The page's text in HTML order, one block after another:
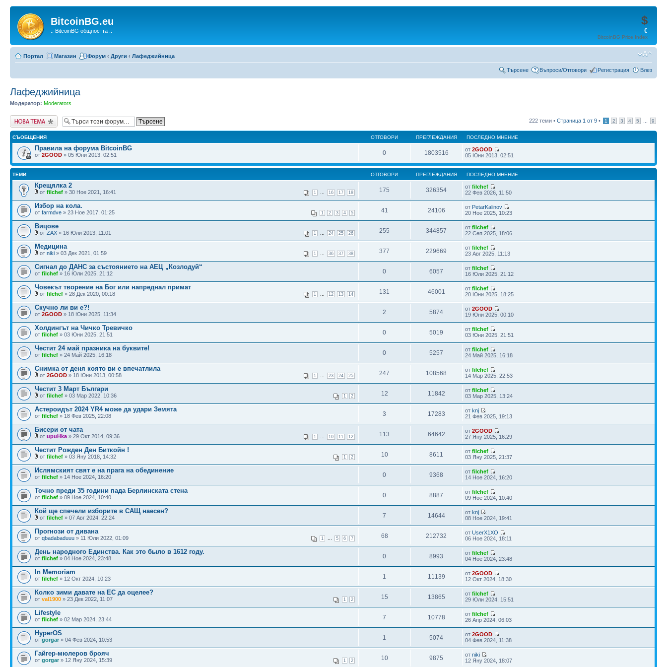
BitcoinBG.eu
:: BitcoinBG общността ::
$
€
BitcoinBG Price Index
Портал Магазин Форум ‹ Други ‹ Лафеджийница
Търсене Въпроси/Отговори Регистрация Влез
Лафеджийница
Модератор: Moderators
Публикувай нова
тема
222 теми • Страница 1 от 9 • 1 2 3 4 5 9
СЪОБЩЕНИЯ ОТГОВОРИ ПРЕГЛЕЖДАНИЯ ПОСЛЕДНО МНЕНИЕ
Правила на форума BitcoinBG
от 2GOOD » 05 Юни 2013, 02:51 0 1803516 от2GOOD
05 Юни 2013, 02:51
ТЕМИ ОТГОВОРИ ПРЕГЛЕЖДАНИЯ ПОСЛЕДНО МНЕНИЕ
Крещялка 2
1 16 17 18
от filchef » 30 Ное 2021, 16:41 175 326354 отfilchef
22 Фев 2026, 11:50
Избор на кола.
1 2 3 4 5
от farmdve » 23 Ное 2017, 01:25 41 24106 от PetarKalinov
20 Ное 2025, 10:23
Вицове
1 24 25 26
от ZAX » 16 Юли 2013, 11:01 255 344857 отfilchef
22 Сеп 2025, 18:06
Медицина
1 36 37 38
от niki » 03 Дек 2021, 01:59 377 229669 отfilchef
23 Авг 2025, 11:13
Сигнал до ДАНС за състоянието на АЕЦ „Козлодуй“
от filchef » 16 Юли 2025, 21:12 0 6057 отfilchef
16 Юли 2025, 21:12
Човекът творение на Бог или напреднал примат
1 12 13 14
от filchef » 28 Дек 2020, 00:18 131 46001 отfilchef
20 Юни 2025, 18:25
Скучно ли ви е?!
от 2GOOD » 18 Юни 2025, 11:34 2 5874 от2GOOD
19 Юни 2025, 00:10
Холдингът на Чичко Тревичко
от filchef » 03 Юни 2025, 21:51 0 5019 отfilchef
03 Юни 2025, 21:51
Честит 24 май празника на буквите!
от filchef » 24 Май 2025, 16:18 0 5257 отfilchef
24 Май 2025, 16:18
Снимка от деня която ви е впечатлила
1 23 24 25
от 2GOOD » 18 Юни 2013, 00:58 247 108568 отfilchef
14 Мар 2025, 22:53
Честит 3 Март Българи
1 2
от filchef » 03 Мар 2022, 10:36 12 11842 отfilchef
03 Мар 2025, 13:24
Астероидът 2024 YR4 може да удари Земята
от filchef » 18 Фев 2025, 22:08 3 17283 отknj
21 Фев 2025, 19:13
Бисери от чата
1 10 11 12
от upuHka » 29 Окт 2014, 09:36 113 64642 от2GOOD
27 Яну 2025, 16:29
Честит Рожден Ден Биткойн !
1 2
от filchef » 03 Яну 2018, 14:32 10 8611 отfilchef
03 Яну 2025, 21:37
Ислямският свят е на прага на обединение
от filchef » 14 Ное 2024, 16:20 0 9368 отfilchef
14 Ное 2024, 16:20
Точно преди 35 години пада Берлинската стена
от filchef » 09 Ное 2024, 10:40 0 8887 отfilchef
09 Ное 2024, 10:40
Кой ще спечели изборите в САЩ наесен?
от filchef » 07 Авг 2024, 22:24 7 14644 отknj
08 Ное 2024, 19:41
Прогнози от дивана
1 5 6 7
от qbadabaduuu » 11 Юли 2022, 01:09 68 212732 отUserX1XO
06 Ное 2024, 18:11
День народного Единства. Как это было в 1612 году.
от filchef » 04 Ное 2024, 23:48 0 8993 отfilchef
04 Ное 2024, 23:48
In Memoriam
от filchef » 12 Окт 2024, 10:23 1 11139 от2GOOD
12 Окт 2024, 18:30
Колко зими давате на ЕС да оцелее?
1 2
от val1900 » 23 Дек 2022, 11:07 15 13865 отfilchef
29 Юли 2024, 15:51
Lifestyle
от filchef » 02 Мар 2024, 23:44 7 10778 отfilchef
26 Апр 2024, 06:03
HyperOS
от gorgar » 04 Фев 2024, 10:53 1 5074 от2GOOD
04 Фев 2024, 11:38
Гайгер-мюлеров брояч
1 2
от gorgar » 12 Яну 2024, 15:39 10 9875 отniki
12 Яну 2024, 18:07